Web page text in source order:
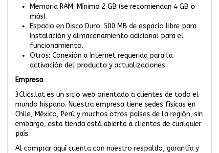
Memoria RAM: Mínimo 2 GB (se recomiendan 4 GB o
más).
Espacio en Disco Duro: 500 MB de espacio libre para
instalación y almacenamiento adicional para el
funcionamiento.
Otros: Conexión a Internet requerida para la
activación del producto y actualizaciones.
Empresa
3Clics.lat es un sitio web orientado a clientes de todo el
mundo hispano. Nuestra empresa tiene sedes físicas en
Chile, México, Perú y muchos otros países de la región, sin
embargo, esta tienda está abierta a clientes de cualquier
país.
Al comprar aquí cuenta con nuestro respaldo, garantía y